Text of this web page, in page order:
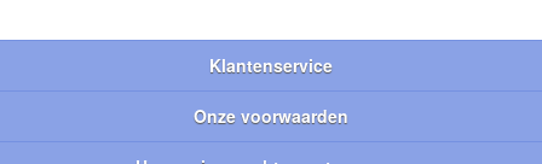
Klantenservice
Onze voorwaarden